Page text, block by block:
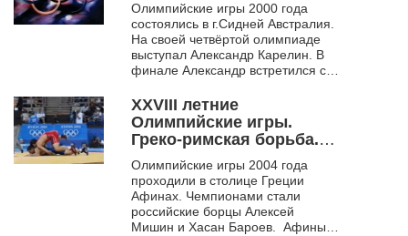
Олимпийские игры 2000 года
состоялись в г.Сидней Австралия.
На своей четвёртой олимпиаде
выступал Александр Карелин. В
финале Александр встретился с
результате у Алек...
XXVIII летние
Олимпийские игры.
Греко-римская борьба.
Афины. 2004. Ч. 1
Олимпийские игры 2004 года
проходили в столице Греции
Афинах. Чемпионами стали
российские борцы Алексей
Мишин и Хасан Бароев. Афины